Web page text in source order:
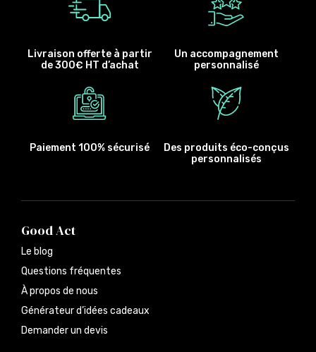
Livraison offerte à partir
de 300€ HT d’achat
Un accompagnement
personnalisé
Paiement 100% sécurisé
Des produits éco-conçus
personnalisés
Good Act
Le blog
Questions fréquentes
À propos de nous
Générateur d’idées cadeaux
Demander un devis